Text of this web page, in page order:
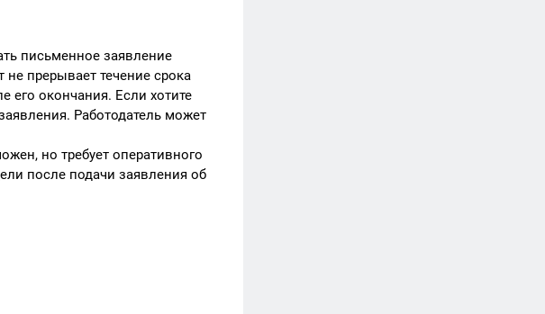
письменное заявление
не прерывает течение срока
его окончания. Если хотите
Работодатель может
но требует оперативного
после подачи заявления об